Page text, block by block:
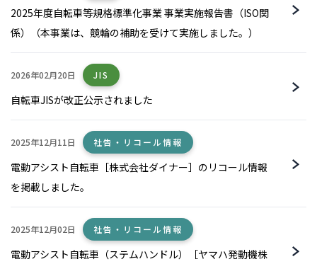
2025年度自転車等規格標準化事業 事業実施報告書（ISO関
係）（本事業は、競輪の補助を受けて実施しました。）
2026年02月20日 JIS
自転車JISが改正公示されました
2025年12月11日 社告・リコール情報
電動アシスト自転車［株式会社ダイナー］のリコール情報
を掲載しました。
2025年12月02日 社告・リコール情報
電動アシスト自転車（ステムハンドル）［ヤマハ発動機株